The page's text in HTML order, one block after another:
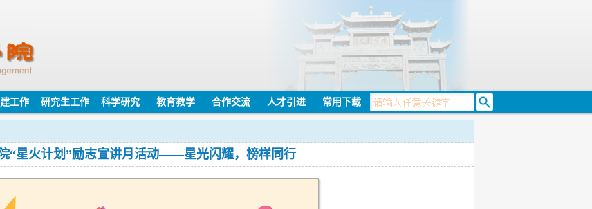
工作 研究生工作 科学研究 教育教学 合作交流 人才引进 常用下载
“星火计划”励志宣讲月活动——星光闪耀，榜样同行